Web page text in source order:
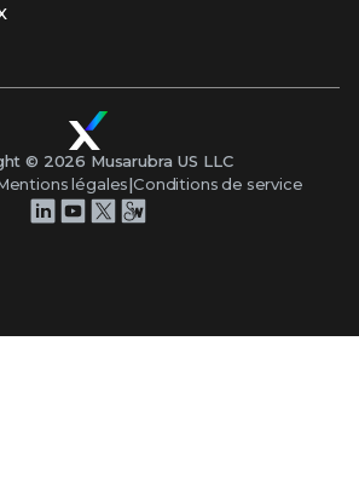
© 2026 Musarubra US LLC
légales|Conditions de service